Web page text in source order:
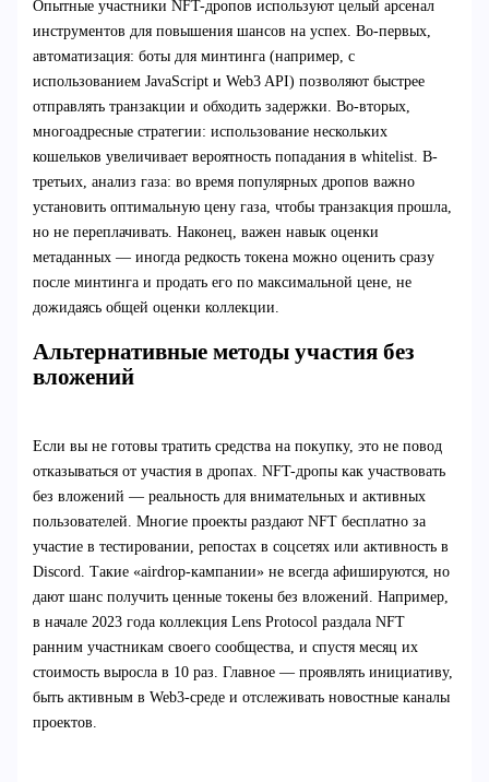
Опытные участники NFT-дропов используют целый арсенал
инструментов для повышения шансов на успех. Во-первых,
автоматизация: боты для минтинга (например, с
использованием JavaScript и Web3 API) позволяют быстрее
отправлять транзакции и обходить задержки. Во-вторых,
многоадресные стратегии: использование нескольких
кошельков увеличивает вероятность попадания в whitelist. В-
третьих, анализ газа: во время популярных дропов важно
установить оптимальную цену газа, чтобы транзакция прошла,
но не переплачивать. Наконец, важен навык оценки
метаданных — иногда редкость токена можно оценить сразу
после минтинга и продать его по максимальной цене, не
дожидаясь общей оценки коллекции.
Альтернативные методы участия без
вложений
Если вы не готовы тратить средства на покупку, это не повод
отказываться от участия в дропах. NFT-дропы как участвовать
без вложений — реальность для внимательных и активных
пользователей. Многие проекты раздают NFT бесплатно за
участие в тестировании, репостах в соцсетях или активность в
Discord. Такие «airdrop-кампании» не всегда афишируются, но
дают шанс получить ценные токены без вложений. Например,
в начале 2023 года коллекция Lens Protocol раздала NFT
ранним участникам своего сообщества, и спустя месяц их
стоимость выросла в 10 раз. Главное — проявлять инициативу,
быть активным в Web3-среде и отслеживать новостные каналы
проектов.